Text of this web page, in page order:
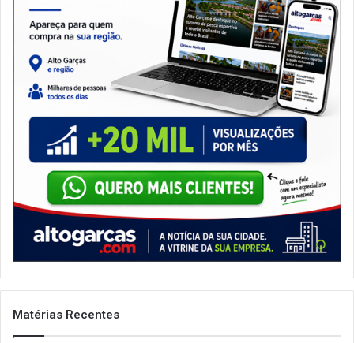
Matérias Recentes